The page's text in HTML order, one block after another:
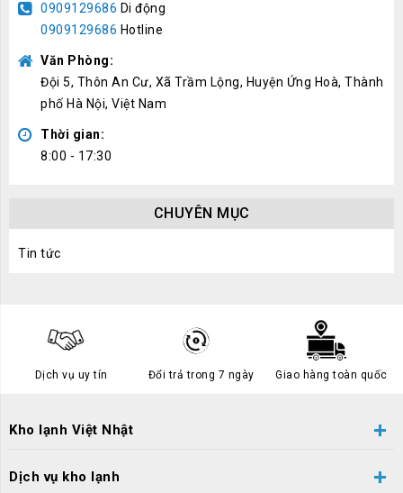
0909129686 Di động
0909129686 Hotline
Văn Phòng:
Đội 5, Thôn An Cư, Xã Trầm Lộng, Huyện Ứng Hoà, Thành
phố Hà Nội, Việt Nam
Thời gian:
8:00 - 17:30
CHUYÊN MỤC
Tin tức
Dịch vụ uy tín Đổi trả trong 7 ngày Giao hàng toàn quốc
Kho lạnh Việt Nhật
Dịch vụ kho lạnh